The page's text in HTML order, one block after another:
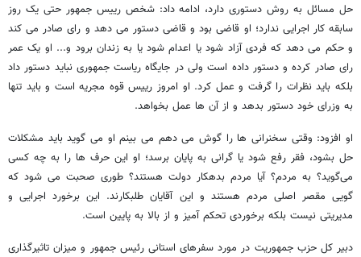
حل مسائل به روش دستوری دارد، ادامه داد: شخص رییس جمهور حتی یک روز
سابقه کار اجرایی ندارد؛ او قاضی بود و قاضی دستور می دهد و رای صادر می کند
و حکم می دهد که فردی آزاد شود یا اعدام شود یا به زندان برود و... او یک عمر
رای صادر کرده و دستور داده است ولی در جایگاه ریاست جمهوری نباید دستور داد
بلکه باید نظرات را گرفت و عمل کرد. او امروز رییس قوه مجریه است و باید تنها
به وزرای خود دستور بدهد و از آن ها عمل بخواهد.
او افزود: وقتی سخنرانی ها را گوش می دهم می بینم او می گوید باید مشکلات
حل بشود، فقر رفع شود یا گرانی به پایان برسد؛ او این حرف ها را به چه کسی
می‌گوید؟ به مردم؟ آیا مردم بدهکار دولت هستند؟ طوری صحبت می شود که
گویی مقصر اصلی مردم هستند و این آقایان طلبکارند. این برخورد اجرایی و
مدیریتی نیست بلکه برخوردی تحکم آمیز و از بالا به پایین است.
دبیر کل حزب جمهوریت در مورد سفرهای استانی رئیس جمهور و میزان تاثیرگذاری